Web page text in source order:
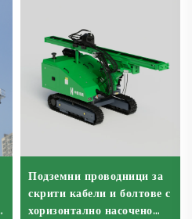
Подземни проводници за
скрити кабели и болтове с
хоризонтално насочено